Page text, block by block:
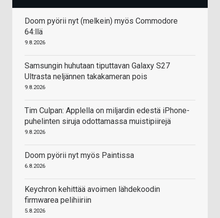
Doom pyörii nyt (melkein) myös Commodore
64:llä
9.8.2026
Samsungin huhutaan tiputtavan Galaxy S27
Ultrasta neljännen takakameran pois
9.8.2026
Tim Culpan: Applella on miljardin edestä iPhone-
puhelinten siruja odottamassa muistipiirejä
9.8.2026
Doom pyörii nyt myös Paintissa
6.8.2026
Keychron kehittää avoimen lähdekoodin
firmwarea pelihiiriin
5.8.2026